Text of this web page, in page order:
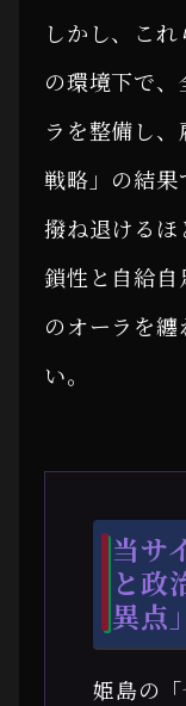
しかし、こ
の環境下で
ラを整備し
戦略」の結
撥ね退ける
鎖性と自給
のオーラを
い。
当サ
と政
異点」
姫島の